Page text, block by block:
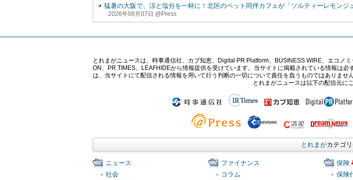
猛暑の大阪で、涼と塩分を一杯に！北区のペット同伴カフェが「ソルティーレモンジ
2026年08月07日 @Press
とれまがニュースは、時事通信社、カブ知恵、Digital PR Platform、BUSINESS WIRE、エコ
ON、PR TIMES、LEAFHIDEから情報提供を受けています。当サイトに掲載されている情報は
は、当サイトにて配信される情報を用いて行う判断の一切について責任を負うものではありません
とれまがニュースは以下の配信元に
とれまがカテゴ
ニュース
社会
ファイナンス
コラム
保険
保険